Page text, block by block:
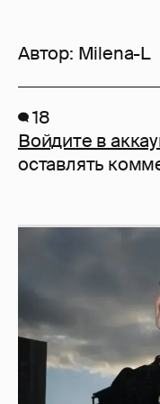
Автор: Milena-L
18
Войдите в
оставлять